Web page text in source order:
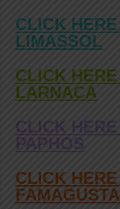
CLICK
LIMASSOL
CLICK
LARNACA
CLICK
PAPHOS
CLICK
FAMAGUSTA